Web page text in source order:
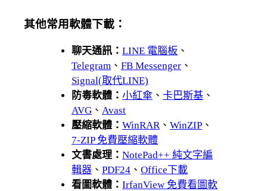
其他常用軟體下載：
聊天通訊： LINE 電腦板 、
Telegram 、 FB Messenger 、
Signal(取代LINE)
防毒軟體： 小紅傘 、 卡巴斯基 、
AVG 、 Avast
壓縮軟體： WinRAR 、 WinZIP 、
7-ZIP 免費壓縮軟體
文書處理： NotePad++ 純文字編
輯器 、 PDF24 、 Office下載
看圖軟體： IrfanView 免費看圖軟